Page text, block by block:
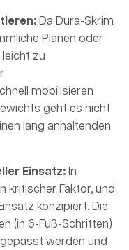
Da Dura-Skrim
Planen oder
leicht zu
mobilisieren
geht es nicht
lang anhaltenden
Einsatz: In
kritischer Faktor, und
konzipiert. Die
(in 6-Fuß-Schritten)
werden und